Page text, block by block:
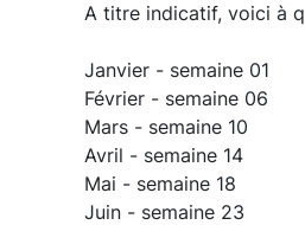
A titre indicatif, voici à
Janvier - semaine 01
Février - semaine 06
Mars - semaine 10
Avril - semaine 14
Mai - semaine 18
Juin - semaine 23